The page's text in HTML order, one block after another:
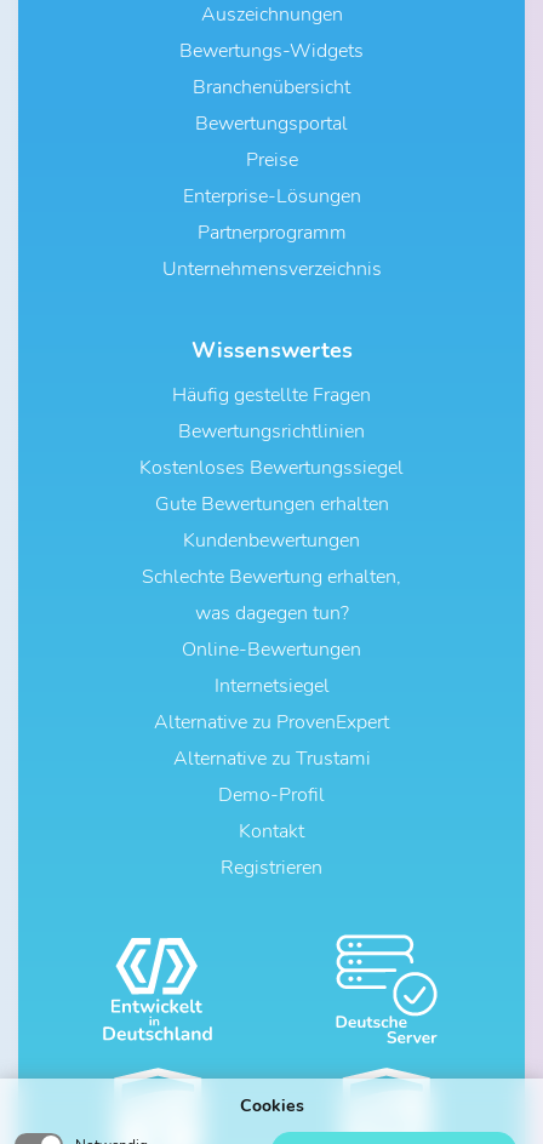
Cookies
Auszeichnungen
Bewertungs-Widgets
Branchenübersicht
Bewertungsportal
Preise
Enterprise-Lösungen
Partnerprogramm
Unternehmensverzeichnis
Wissenswertes
Häufig gestellte Fragen
Bewertungsrichtlinien
Kostenloses Bewertungssiegel
Gute Bewertungen erhalten
Kundenbewertungen
Schlechte Bewertung erhalten,
was dagegen tun?
Online-Bewertungen
Internetsiegel
Alternative zu ProvenExpert
Alternative zu Trustami
Demo-Profil
Kontakt
Registrieren